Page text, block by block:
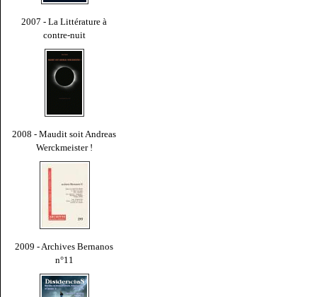
2007 - La Littérature à
contre-nuit
2008 - Maudit soit Andreas
Werckmeister !
2009 - Archives Bernanos
n°11